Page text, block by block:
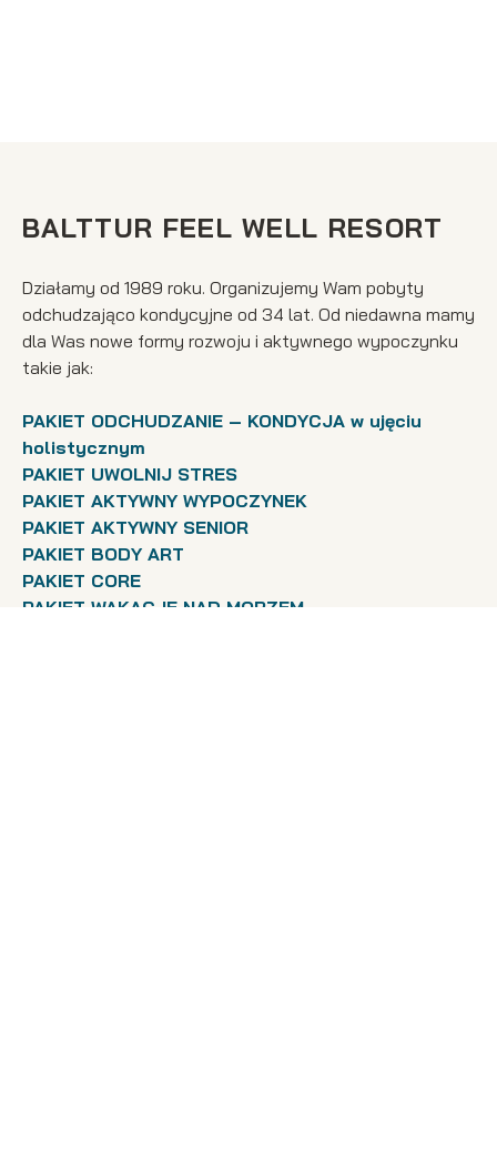
BALTTUR FEEL WELL RESORT
Działamy od 1989 roku. Organizujemy Wam pobyty
odchudzająco kondycyjne od 34 lat. Od niedawna mamy
dla Was nowe formy rozwoju i aktywnego wypoczynku
takie jak:
PAKIET ODCHUDZANIE – KONDYCJA w ujęciu
holistycznym
PAKIET UWOLNIJ STRES
PAKIET AKTYWNY WYPOCZYNEK
PAKIET AKTYWNY SENIOR
PAKIET BODY ART
PAKIET CORE
PAKIET WAKACJE NAD MORZEM